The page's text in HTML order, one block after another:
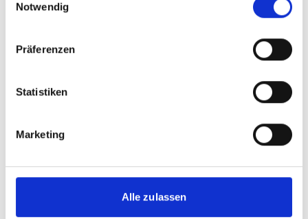
Notwendig
Präferenzen
Statistiken
Marketing
Alle zulassen
und Einwohner Perus bezeichnen sich selbst als
Minderheitenrechte)
. In Peru leben 51 indigene Völker,
Huambisa, Quechua und Aymara, die zusammen 45
Prozent der Bevölkerung ausmachen.
Seite teilenhttps://www.international-climate-
initiative.com/NEWS1858